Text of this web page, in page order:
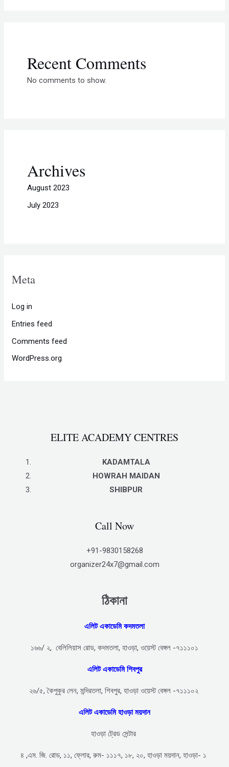
Recent Comments
No comments to show.
Archives
August 2023
July 2023
Meta
Log in
Entries feed
Comments feed
WordPress.org
ELITE ACADEMY CENTRES
KADAMTALA
HOWRAH MAIDAN
SHIBPUR
Call Now
+91-9830158268
organizer24x7@gmail.com
ঠিকানা
এলিট একাডেমি কদমতলা
১৬৬/ ২, বেলিলিয়াস রোড, কদমতলা, হাওড়া, ওয়েস্ট বেঙ্গল -৭১১১০১
এলিট একাডেমি শিবপুর
২৬/৫, কৈপুকুর লেন, মন্দিরতলা, শিবপুর, হাওড়া ওয়েস্ট বেঙ্গল -৭১১১০২
এলিট একাডেমি হাওড়া ময়দান
হাওড়া ট্রেড সেন্টার
৪ ,এম. জি. রোড, ১১, ফ্লোর, রুম- ১১১৭, ১৮, ২০, হাওড়া ময়দান, হাওড়া- ১